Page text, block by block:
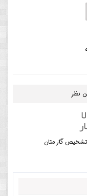
نظر
تشخیص گاز متان